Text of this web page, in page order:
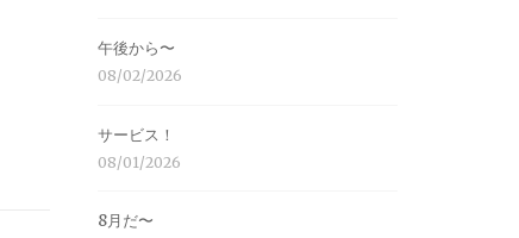
午後から〜
08/02/2026
サービス！
08/01/2026
8月だ〜